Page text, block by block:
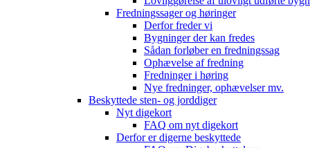
Fredningssager og høringer
Derfor freder vi
Bygninger der kan fredes
Sådan forløber en fredningssag
Ophævelse af fredning
Fredninger i høring
Nye fredninger, ophævelser mv.
Beskyttede sten- og jorddiger
Nyt digekort
FAQ om nyt digekort
Derfor er digerne beskyttede